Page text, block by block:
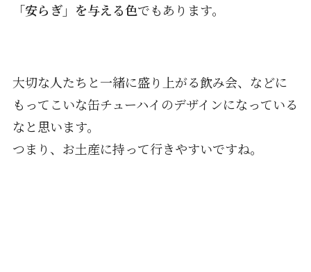
「安らぎ」を与える色でもあります。
大切な人たちと一緒に盛り上がる飲み会、などに
もってこいな缶チューハイのデザインになっている
なと思います。
つまり、お土産に持って行きやすいですね。